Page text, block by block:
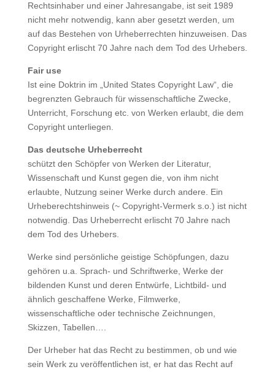
Rechtsinhaber und einer Jahresangabe, ist seit 1989
nicht mehr notwendig, kann aber gesetzt werden, um
auf das Bestehen von Urheberrechten hinzuweisen. Das
Copyright erlischt 70 Jahre nach dem Tod des Urhebers.
Fair use
Ist eine Doktrin im „United States Copyright Law“, die
begrenzten Gebrauch für wissenschaftliche Zwecke,
Unterricht, Forschung etc. von Werken erlaubt, die dem
Copyright unterliegen.
Das deutsche Urheberrecht
schützt den Schöpfer von Werken der Literatur,
Wissenschaft und Kunst gegen die, von ihm nicht
erlaubte, Nutzung seiner Werke durch andere. Ein
Urheberechtshinweis (~ Copyright-Vermerk s.o.) ist nicht
notwendig. Das Urheberrecht erlischt 70 Jahre nach
dem Tod des Urhebers.
Werke sind persönliche geistige Schöpfungen, dazu
gehören u.a. Sprach- und Schriftwerke, Werke der
bildenden Kunst und deren Entwürfe, Lichtbild- und
ähnlich geschaffene Werke, Filmwerke,
wissenschaftliche oder technische Zeichnungen,
Skizzen, Tabellen….
Der Urheber hat das Recht zu bestimmen, ob und wie
sein Werk zu veröffentlichen ist, er hat das Recht auf